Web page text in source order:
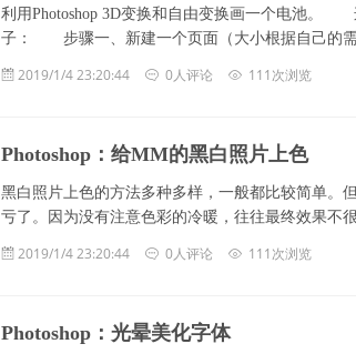
利用Photoshop 3D变换和自由变换画一个电池。
子： 步骤一、新建一个页面（大小根据自己的
2019/1/4 23:20:44 0人评论 111次浏览
Photoshop：给MM的黑白照片上色
黑白照片上色的方法多种多样，一般都比较简单。
亏了。因为没有注意色彩的冷暖，往往最终效果不
2019/1/4 23:20:44 0人评论 111次浏览
Photoshop：光晕美化字体